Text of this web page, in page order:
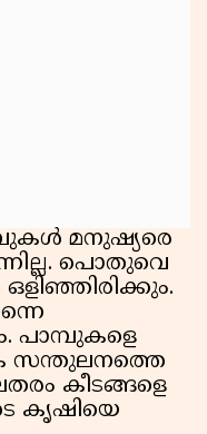
മനുഷ്യരെ
പൊതുവെ
പാമ്പുകളെ
സന്തുലനത്തെ
കീടങ്ങളെ
കൃഷിയെ